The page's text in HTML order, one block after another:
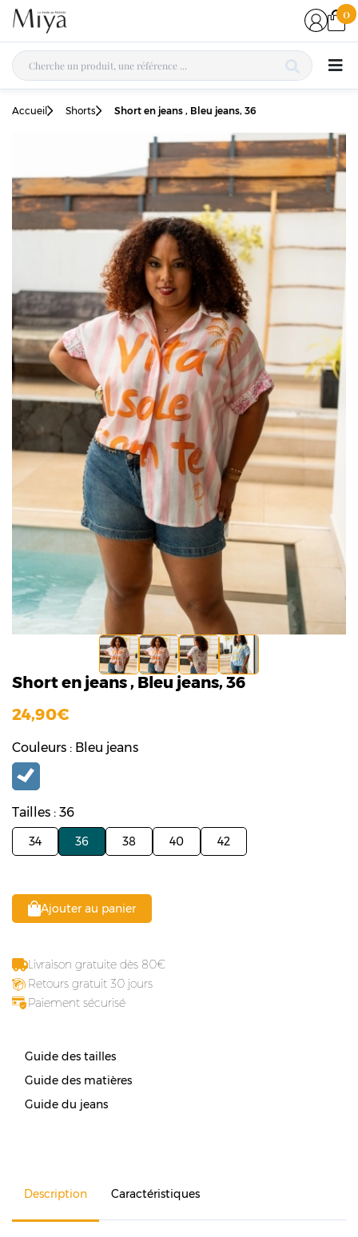
0
Accueil Shorts Short en jeans , Bleu jeans, 36
Short en jeans , Bleu jeans, 36
24,90
Couleurs : Bleu jeans
Tailles : 36
34 36 38 40 42
Ajouter au panier
Livraison gratuite dès 80
Retours gratuit 30 jours
Paiement sécurisé
Guide des tailles
Guide des matières
Guide du jeans
Description Caractéristiques